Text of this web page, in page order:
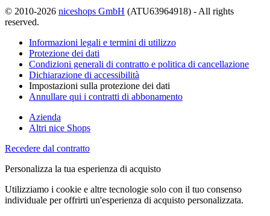
© 2010-2026 niceshops GmbH (ATU63964918) - All rights
reserved.
Informazioni legali e termini di utilizzo
Protezione dei dati
Condizioni generali di contratto e politica di cancellazione
Dichiarazione di accessibilità
Impostazioni sulla protezione dei dati
Annullare qui i contratti di abbonamento
Azienda
Altri nice Shops
Recedere dal contratto
Personalizza la tua esperienza di acquisto
Utilizziamo i cookie e altre tecnologie solo con il tuo consenso
individuale per offrirti un'esperienza di acquisto personalizzata.